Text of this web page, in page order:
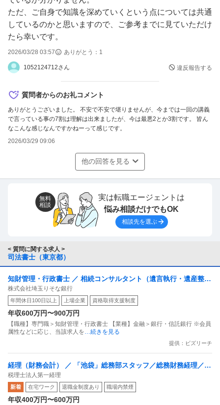
ただ、ご自身で知識を深めていくという点については共通
しているのかと思いますので、ご参考までに見ていただけ
たら幸いです。
2026/03/28 03:57 ありがとう： 1
1052124712さん 違反報告する
質問者からのお礼コメント
ありがとうございました。 不安で不安で堪りませんが、今までは一回の講義
で言っている事の7割は理解は出来ましたが、今は最悪2とか3割です。 皆ん
なこんな感じなんですかねーって感じです。
2026/03/29 09:06
他の回答を見る
無料
相談
実は転職エージェントは
悩み相談だけでもOK
相談先を選ぶ
< 質問に関する求人 >
司法書士（東京都）
知財管理・行政書士 ／ 相続コンサルタント（遺言執行・遺産整理
業務）
株式会社埼玉りそな銀行
年間休日100日以上 上場企業 資格取得支援制度
年収600万円〜900万円
【職種】専門職＞知財管理・行政書士 【業種】金融＞銀行・信託銀行 ※会員
属性などに応じ、当該求人を…続きを見る
提供：ビズリーチ
経理（財務会計） ／ 「池袋」総務部スタッフ／総務財務経理／7
時間勤務／残業少なめ／各種手当充実
税理士法人第一経理
新着 在宅ワーク 退職金制度あり 職場内禁煙
年収400万円〜600万円